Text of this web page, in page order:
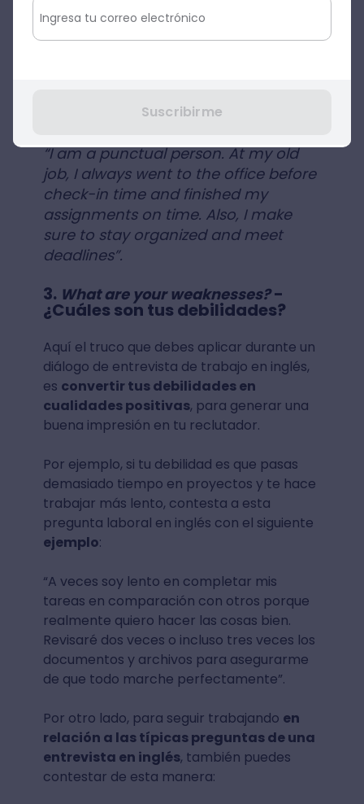
de entrega”.
, tienes que decir lo siguiente:
“I am a punctual person. At my old
job, I always went to the office before
check-in time and finished my
assignments on time. Also, I make
sure to stay organized and meet
deadlines”.
3. What are your weaknesses?-
¿Cuáles son tus debilidades?
Aquí el truco que debes aplicar durante un
diálogo de entrevista de trabajo en inglés,
es convertir tus debilidades en
cualidades positivas, para generar una
buena impresión en tu reclutador.
Por ejemplo, si tu debilidad es que pasas
demasiado tiempo en proyectos y te hace
trabajar más lento, contesta a esta
pregunta laboral en inglés con el siguiente
ejemplo:
“A veces soy lento en completar mis
tareas en comparación con otros porque
realmente quiero hacer las cosas bien.
Revisaré dos veces o incluso tres veces los
documentos y archivos para asegurarme
de que todo marche perfectamente”.
Por otro lado, para seguir trabajando en
relación a las típicas preguntas de una
entrevista en inglés, también puedes
contestar de esta manera:
Suscribirme